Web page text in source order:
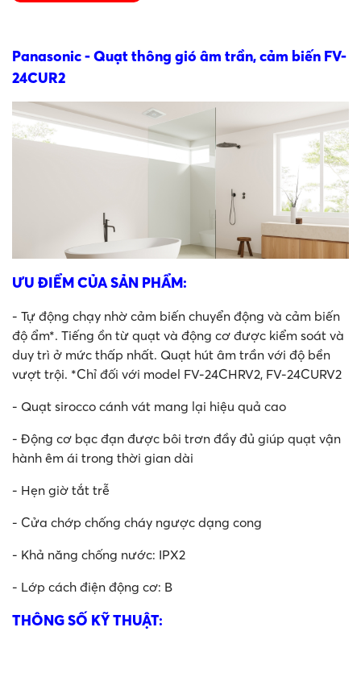
Panasonic - Quạt thông gió âm trần, cảm biến FV-
24CUR2
ƯU ĐIỂM CỦA SẢN PHẨM:
- Tự động chạy nhờ cảm biến chuyển động và cảm biến
độ ẩm*. Tiếng ồn từ quạt và động cơ được kiểm soát và
duy trì ở mức thấp nhất. Quạt hút âm trần với độ bền
vượt trội. *Chỉ đối với model FV-24CHRV2, FV-24CURV2
- Quạt sirocco cánh vát mang lại hiệu quả cao
- Động cơ bạc đạn được bôi trơn đầy đủ giúp quạt vận
hành êm ái trong thời gian dài
- Hẹn giờ tắt trễ
- Cửa chớp chống cháy ngược dạng cong
- Khả năng chống nước: IPX2
- Lớp cách điện động cơ: B
THÔNG SỐ KỸ THUẬT: